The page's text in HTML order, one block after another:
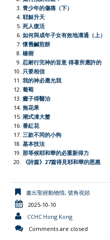
o
o
k
A
p
p
t
青少年的傷痛（下）
耶穌升天
死人復活
如何與成年子女有效地溝通（上）
懷舊鹹煎餅
橡樹
忍耐行完神的旨意 得著所應許的
只要相信
我的神必應允我
葡萄
癱子得醫治
無花果
潮式凍大蟹
番紅花
三款不同的小狗
基本技法
那等候耶和華的必重新得力
《詩篇》27篇得見耶和華的恩惠
畫出聖經動物情, 號角視頻
2025-10-10
CCHC Hong Kong
Comments are closed